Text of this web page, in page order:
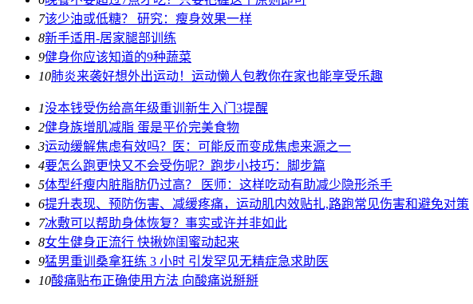
7该少油或低糖？ 研究：瘦身效果一样
8新手适用-居家腿部训练
9健身你应该知道的9种蔬菜
10肺炎来袭好想外出运动！运动懒人包教你在家也能享受乐趣
1没本钱受伤给高年级重训新生入门3提醒
2健身族增肌减脂 蛋是平价完美食物
3运动缓解焦虑有效吗？医：可能反而变成焦虑来源之一
4要怎么跑更快又不会受伤呢？跑步小技巧：脚步篇
5体型纤瘦内脏脂肪仍过高？ 医师：这样吃动有助减少隐形杀手
6提升表现、预防伤害、减缓疼痛，运动肌内效贴扎,路跑常见伤害和避免对策
7冰敷可以帮助身体恢复？事实或许并非如此
8女生健身正流行 快揪妳闺蜜动起来
9猛男重训桑拿狂练 3 小时 引发罕见无精症急求助医
10酸痛贴布正确使用方法 向酸痛说掰掰